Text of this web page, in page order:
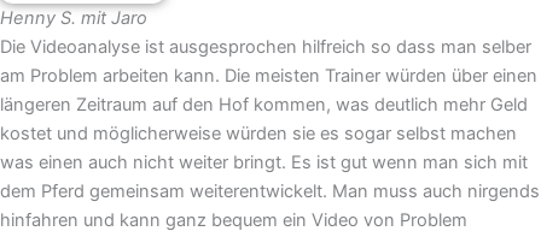
Henny S. mit Jaro
Die Videoanalyse ist ausgesprochen hilfreich so dass man selber
am Problem arbeiten kann. Die meisten Trainer würden über einen
längeren Zeitraum auf den Hof kommen, was deutlich mehr Geld
kostet und möglicherweise würden sie es sogar selbst machen
was einen auch nicht weiter bringt. Es ist gut wenn man sich mit
dem Pferd gemeinsam weiterentwickelt. Man muss auch nirgends
hinfahren und kann ganz bequem ein Video von Problem